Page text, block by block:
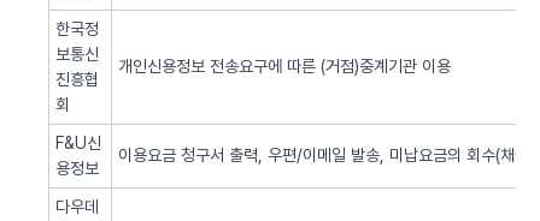
한국정
보통신
진흥협
회
개인신용정보 전송요구에 따른 (거점)중계기관 이용
F&U신
용정보
이용요금 청구서 출력, 우편/이메일 발송, 미납요금의 회수(채권
다우데